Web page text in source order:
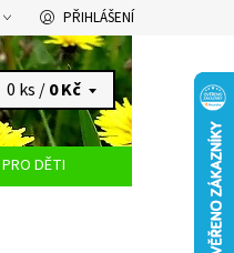
PŘIHLÁŠENÍ
0 ks /0 Kč
PRO DĚTI